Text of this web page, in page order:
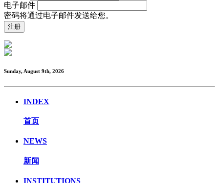
电子邮件
密码将通过电子邮件发送给您。
Sunday, August 9th, 2026
INDEX
首页
NEWS
新闻
INSTITUTIONS